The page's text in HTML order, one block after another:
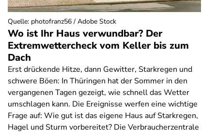
Wo ist Ihr Haus verwundbar? Der
Extremwettercheck vom Keller bis zum
Dach
Erst drückende Hitze, dann Gewitter, Starkregen und
schwere Böen: In Thüringen hat der Sommer in den
vergangenen Tagen gezeigt, wie schnell das Wetter
umschlagen kann. Die Ereignisse werfen eine wichtige
Frage auf: Wie gut ist das eigene Haus auf Starkregen,
Hagel und Sturm vorbereitet? Die Verbraucherzentrale
Quelle: photofranz56 / Adobe Stock